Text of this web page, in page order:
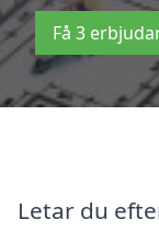
Få 3
Letar du